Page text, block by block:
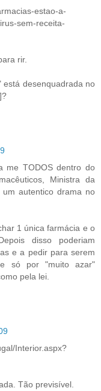
estao-a-
sem-receita-
rir.
desenquadrada no
me TODOS dentro do
Ministra da
um autentico drama no
1 única farmácia e o
disso poderiam
e a pedir para serem
só por "muito azar"
pela lei.
Interior.aspx?
Tão previsível.